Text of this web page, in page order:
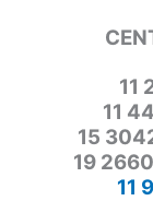
11
11
15
19
11